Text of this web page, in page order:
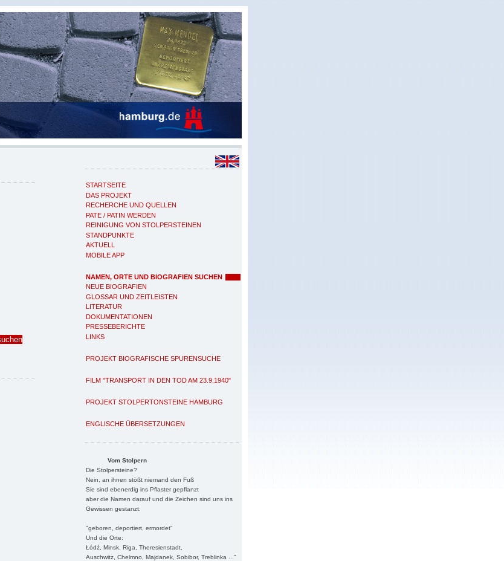
STARTSEITE
DAS PROJEKT
RECHERCHE UND QUELLEN
PATE / PATIN WERDEN
REINIGUNG VON STOLPERSTEINEN
STANDPUNKTE
AKTUELL
MOBILE APP
NAMEN, ORTE UND BIOGRAFIEN SUCHEN
NEUE BIOGRAFIEN
GLOSSAR UND ZEITLEISTEN
LITERATUR
DOKUMENTATIONEN
PRESSEBERICHTE
LINKS
PROJEKT BIOGRAFISCHE SPURENSUCHE
FILM "TRANSPORT IN DEN TOD AM 23.9.1940"
PROJEKT STOLPERTONSTEINE HAMBURG
ENGLISCHE ÜBERSETZUNGEN
Vom Stolpern
Die Stolpersteine?
Nein, an ihnen stößt niemand den Fuß
Sie sind ebenerdig ins Pflaster gepflanzt
aber die Namen darauf und die Zeichen sind uns ins
Gewissen gestanzt:
"geboren, deportiert, ermordet"
Und die Orte:
Łódź, Minsk, Riga, Theresienstadt,
Auschwitz, Chelmno, Majdanek, Sobibor, Treblinka ..."